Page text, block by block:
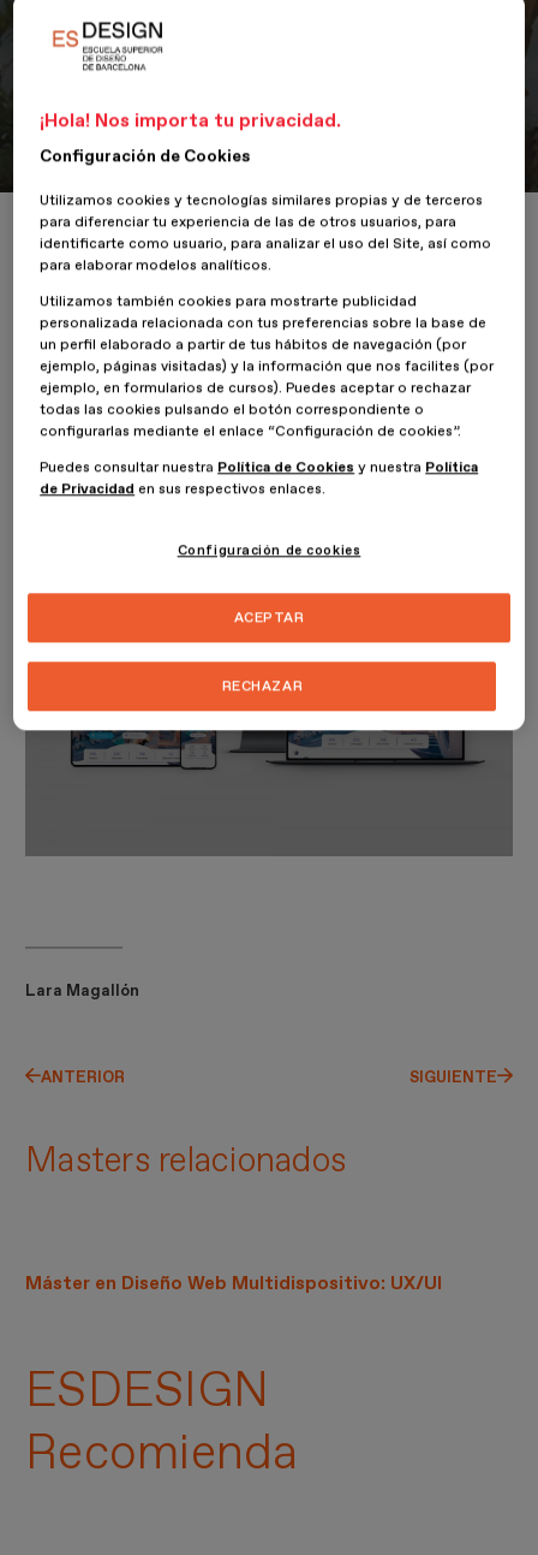
Cool Tour
Inicio ESDESIGNERS Cool Tour
30 Agosto 2019Lara Magallón
¡Haz de tu viaje una experiencia inolvidable!
Busca un destino, haz las maletas y prepárate para conocer el
mundo como nunca antes lo habías hecho.
Lara Magallón
ANTERIOR SIGUIENTE
Masters relacionados
Máster en Diseño Web Multidispositivo: UX/UI
ESDESIGN
Recomienda
¡Hola! Nos importa tu privacidad.
Configuración de Cookies
Utilizamos cookies y tecnologías similares propias y de terceros
para diferenciar tu experiencia de las de otros usuarios, para
identificarte como usuario, para analizar el uso del Site, así como
para elaborar modelos analíticos.
Utilizamos también cookies para mostrarte publicidad
personalizada relacionada con tus preferencias sobre la base de
un perfil elaborado a partir de tus hábitos de navegación (por
ejemplo, páginas visitadas) y la información que nos facilites (por
ejemplo, en formularios de cursos). Puedes aceptar o rechazar
todas las cookies pulsando el botón correspondiente o
configurarlas mediante el enlace “Configuración de cookies”.
Puedes consultar nuestra Política de Cookies y nuestra Política
de Privacidad en sus respectivos enlaces.
Configuración de cookies
RECHAZAR
ACEPTAR